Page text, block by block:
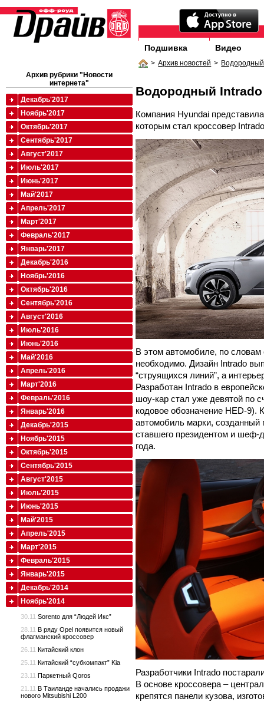
Подшивка Видео
> Архив новостей >
Водородный Intrado
Компания Hyundai
которым стал кроссовер
В этом автомобиле, по словам
необходимо. Дизайн Intrado
“струящихся линий”, а
Разработан Intrado в
шоу-кар стал уже девятой по
кодовое обозначение HED-9).
автомобиль марки,
ставшего президентом и шеф-
года.
Разработчики Intrado
В основе кроссовера –
крепятся панели кузова,
Архив рубрики "Новости
интернета"
Декабрь'2017
Ноябрь'2017
Октябрь'2017
Сентябрь'2017
Август'2017
Июль'2017
Июнь'2017
Май'2017
Апрель'2017
Март'2017
Февраль'2017
Январь'2017
Декабрь'2016
Ноябрь'2016
Октябрь'2016
Сентябрь'2016
Август'2016
Июль'2016
Июнь'2016
Май'2016
Апрель'2016
Март'2016
Февраль'2016
Январь'2016
Декабрь'2015
Ноябрь'2015
Октябрь'2015
Сентябрь'2015
Август'2015
Июль'2015
Июнь'2015
Май'2015
Апрель'2015
Март'2015
Февраль'2015
Январь'2015
Декабрь'2014
Ноябрь'2014
30.11 Sorento для “Людей Икс”
28.11 В ряду Opel появится новый
флагманский кроссовер
26.11 Китайский клон
25.11 Китайский “субкомпакт” Kia
23.11 Паркетный Qoros
21.11 В Таиланде начались продажи
нового Mitsubishi L200